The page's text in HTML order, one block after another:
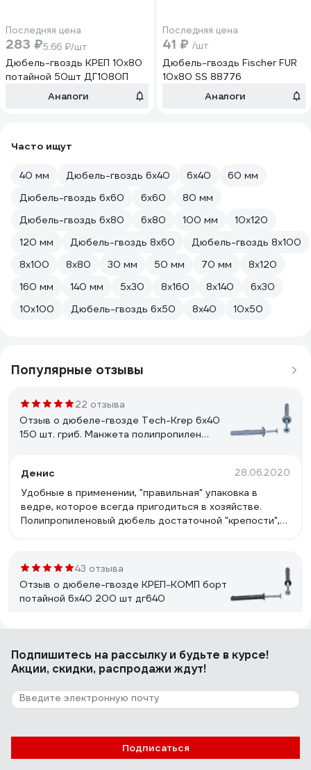
Последняя цена
283 ₽5.66 ₽/шт
Дюбель-гвоздь КРЕП 10х80
потайной 50шт ДГ1080П
Аналоги
Последняя цена
41 ₽ /шт
Дюбель-гвоздь Fischer FUR
10x80 SS 88776
Аналоги
Часто ищут
40 мм Дюбель-гвоздь 6х40 6х40
60 мм
Дюбель-гвоздь 6х60
6х60
80 мм
Дюбель-гвоздь 6х80
6х80 100 мм
10х120
120 мм
Дюбель-гвоздь 8х60
Дюбель-гвоздь 8х100
8х100
8х80 30 мм 50 мм 70 мм
8х120
160 мм
140 мм 5х30 8х160 8х140
6х30
10х100
Дюбель-гвоздь 6х50 8х40 10х50
Популярные отзывы
22 отзыва
Отзыв о дюбеле-гвозде Tech-Krep 6х40
150 шт. гриб. Манжета полипропилен
Денис
28.06.2020
Удобные в применении, "правильная" упаковка в
ведре, которое всегда пригодиться в хозяйстве.
Полипропиленовый дюбель достаточной "крепости",
43 отзыва
Отзыв о дюбеле-гвозде КРЕП-КОМП борт
потайной 6х40 200 шт дг640
Цена
12 отзывов
DUOTEC 10 S (25 шт.) PH 539025
Подпишитесь на рассылкуи будьте в курсе!
Акции, скидки, распродажи ждут!
Подписаться